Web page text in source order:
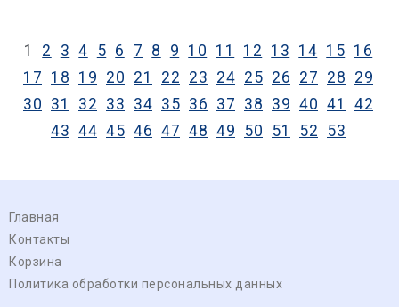
1 2 3 4 5 6 7 8 9 10 11 12 13 14 15 16
17 18 19 20 21 22 23 24 25 26 27 28 29
30 31 32 33 34 35 36 37 38 39 40 41
42
43 44 45 46 47 48 49 50 51 52 53
Главная
Контакты
Корзина
Политика обработки персональных данных